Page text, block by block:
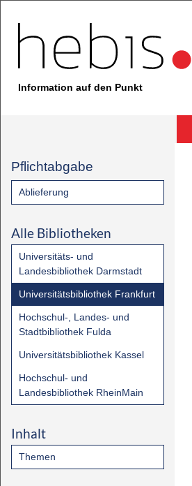
Information auf den Punkt
Pflichtabgabe
Ablieferung
Alle Bibliotheken
Universitäts- und
Landesbibliothek Darmstadt
Universitätsbibliothek Frankfurt
Hochschul-, Landes- und
Stadtbibliothek Fulda
Universitätsbibliothek Kassel
Hochschul- und
Landesbibliothek RheinMain
Inhalt
Themen